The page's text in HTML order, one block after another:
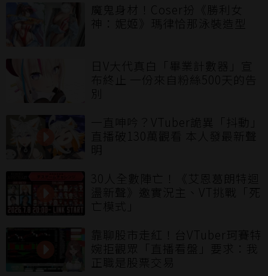
魔鬼身材！Coser扮《勝利女
神：妮姬》瑪律恰那泳裝造型
日V大代真白「畢業計數器」宣
布終止 一份來自粉絲500天的告
別
一直呻吟？VTuber詭異「抖動」
直播破130萬觀看 本人發最新聲
明
30人全數陣亡！《艾恩葛朗特迴
盪新聲》邀實況主、VT挑戰「死
亡模式」
靠聊股市走紅！台VTuber珂賽特
婉拒觀眾「直播看盤」要求：我
正職是股票交易